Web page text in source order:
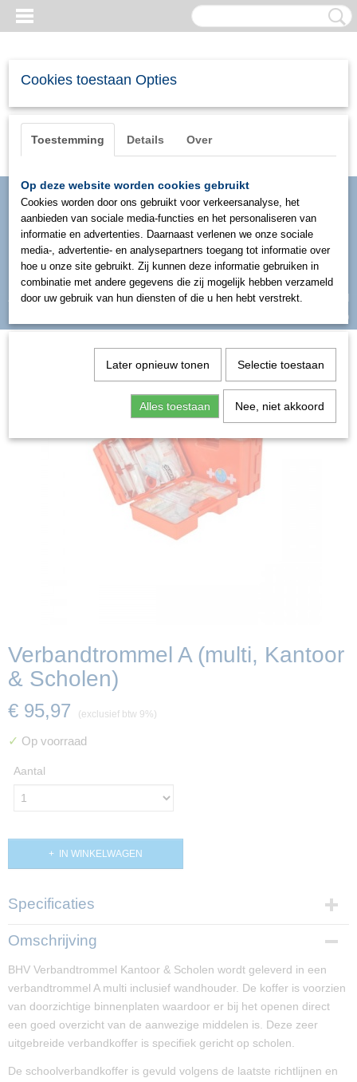
Inloggen Registreren
UW WINKELWAGEN
(0)
Verbandtrommel A (multi, Kantoor
& Scholen)
€ 95,97 (exclusief btw 9%)
✓ Op voorraad
Aantal
IN WINKELWAGEN
Specificaties
Productcode
Afmetingen (l,b,h)
44,50 x 15 x 32 cm
Omschrijving
BHV Verbandtrommel Kantoor & Scholen wordt geleverd in een
verbandtrommel A multi inclusief wandhouder. De koffer is voorzien
van doorzichtige binnenplaten waardoor er bij het openen direct
een goed overzicht van de aanwezige middelen is. Deze zeer
uitgebreide verbandkoffer is specifiek gericht op scholen.
De schoolverbandkoffer is gevuld volgens de laatste richtlijnen en
Cookies toestaan Opties
Toestemming Details Over
Op deze website worden cookies gebruikt
Cookies worden door ons gebruikt voor verkeersanalyse, het
aanbieden van sociale media-functies en het personaliseren van
informatie en advertenties. Daarnaast verlenen we onze sociale
media-, advertentie- en analysepartners toegang tot informatie over
hoe u onze site gebruikt. Zij kunnen deze informatie gebruiken in
combinatie met andere gegevens die zij mogelijk hebben verzameld
door uw gebruik van hun diensten of die u hen hebt verstrekt.
Later opnieuw tonen Selectie toestaan
Alles toestaan Nee, niet akkoord